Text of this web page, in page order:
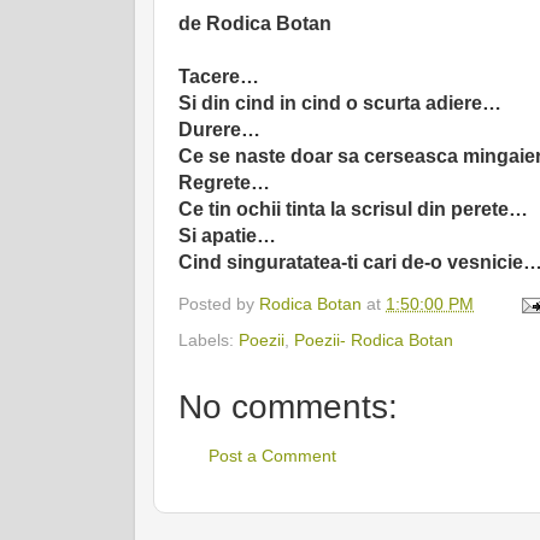
de Rodica Botan
Tacere…
Si din cind in cind o scurta adiere…
Durere…
Ce se naste doar sa cerseasca
Regrete…
Ce tin ochii tinta la scrisul din perete…
Si apatie…
Cind singuratatea-ti cari de-o
Posted by Rodica Botan at 1:50:00 PM
Labels: Poezii Poezii- Rodica Botan
No comments:
Post a Comment